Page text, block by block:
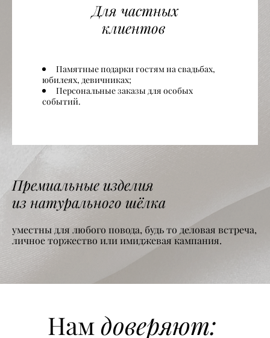
Для частных
клиентов
Памятные подарки гостям на свадьбах,
юбилеях, девичниках;
Персональные заказы для особых
событий.
Премиальные изделия
из натурального шёлка
уместны для любого повода, будь то деловая встреча,
личное торжество или имиджевая кампания.
Нам доверяют: